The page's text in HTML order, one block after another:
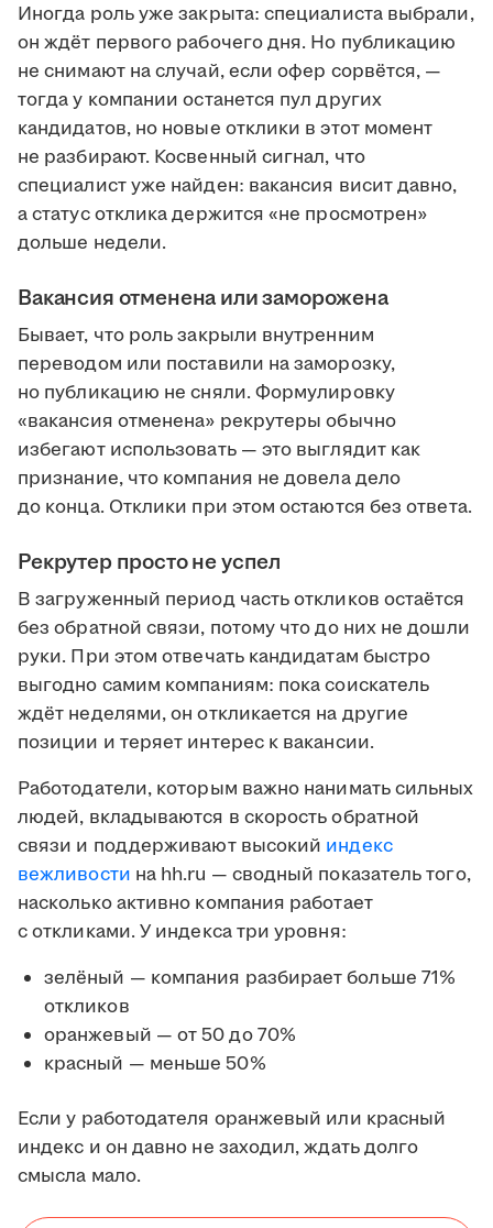
Иногда роль уже закрыта: специалиста выбрали,
он ждёт первого рабочего дня. Но публикацию
не снимают на случай, если офер сорвётся, —
тогда у компании останется пул других
кандидатов, но новые отклики в этот момент
не разбирают. Косвенный сигнал, что
специалист уже найден: вакансия висит давно,
а статус отклика держится «не просмотрен»
дольше недели.
Вакансия отменена или заморожена
Бывает, что роль закрыли внутренним
переводом или поставили на заморозку,
но публикацию не сняли. Формулировку
«вакансия отменена» рекрутеры обычно
избегают использовать — это выглядит как
признание, что компания не довела дело
до конца. Отклики при этом остаются без ответа.
Рекрутер просто не успел
В загруженный период часть откликов остаётся
без обратной связи, потому что до них не дошли
руки. При этом отвечать кандидатам быстро
выгодно самим компаниям: пока соискатель
ждёт неделями, он откликается на другие
позиции и теряет интерес к вакансии.
Работодатели, которым важно нанимать сильных
людей, вкладываются в скорость обратной
связи и поддерживают высокий индекс
вежливости на hh.ru — сводный показатель того,
насколько активно компания работает
с откликами. У индекса три уровня:
зелёный — компания разбирает больше 71%
откликов
оранжевый — от 50 до 70%
красный — меньше 50%
Если у работодателя оранжевый или красный
индекс и он давно не заходил, ждать долго
смысла мало.